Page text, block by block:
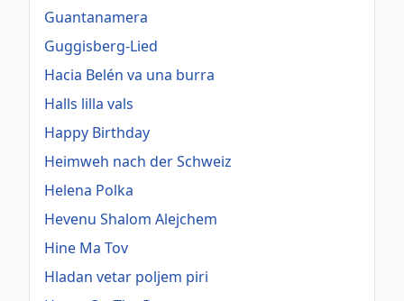
Guantanamera
Guggisberg-Lied
Hacia Belén va una burra
Halls lilla vals
Happy Birthday
Heimweh nach der Schweiz
Helena Polka
Hevenu Shalom Alejchem
Hine Ma Tov
Hladan vetar poljem piri